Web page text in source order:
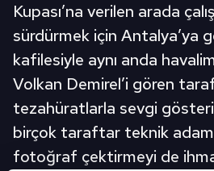
Kupası’na verilen arada
sürdürmek için Antalya’ya
kafilesiyle aynı anda
Volkan Demirel’i gören
tezahüratlarla sevgi
birçok taraftar teknik
fotoğraf çektirmeyi de